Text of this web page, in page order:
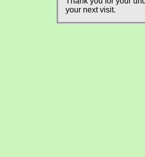
your next visit.